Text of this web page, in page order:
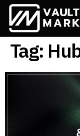
Tag: